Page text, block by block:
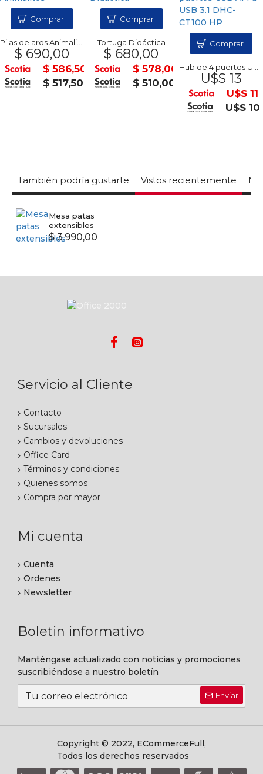
Pilas de aros Animalitos
$ 690,00
$ 586,50
$ 517,50
Comprar
Tortuga Didáctica
$ 680,00
$ 578,00
$ 510,00
Comprar
Hub de 4 puertos USB AM a USB 3.1 DHC-CT100 HP
U$S 13
U$S 11
U$S 10
Comprar
También podría gustarte Vistos recientemente
Mesa patas
extensibles
$ 3.990,00
Servicio al Cliente
Contacto
Sucursales
Cambios y devoluciones
Office Card
Términos y condiciones
Quienes somos
Compra por mayor
Mi cuenta
Cuenta
Ordenes
Newsletter
Boletin informativo
Manténgase actualizado con noticias y promociones
suscribiéndose a nuestro boletín
Enviar
Copyright © 2022, ECommerceFull,
Todos los derechos reservados